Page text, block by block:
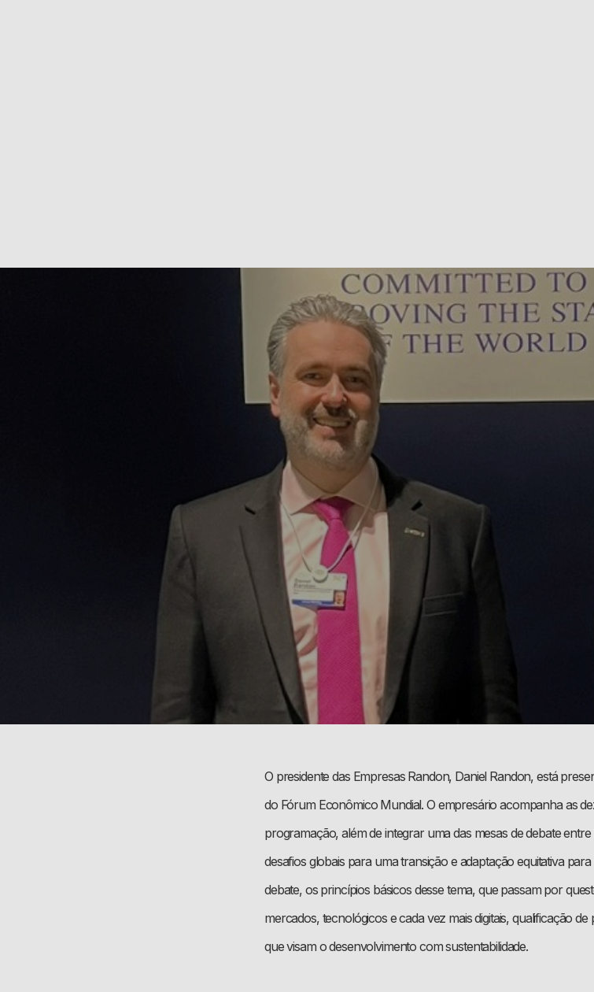
O presidente das Empresas Randon, Daniel Randon, está
do Fórum Econômico Mundial. O empresário acompanha as
programação, além de integrar uma das mesas de debate
desafios globais para uma transição e adaptação equitativa
debate, os princípios básicos desse tema, que passam por
mercados, tecnológicos e cada vez mais digitais, qualificação
que visam o desenvolvimento com sustentabilidade.